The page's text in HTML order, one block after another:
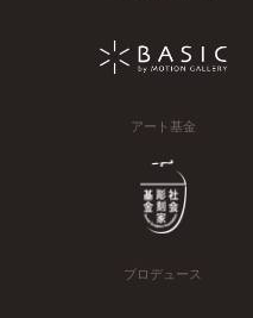
アート基金
プロデュース